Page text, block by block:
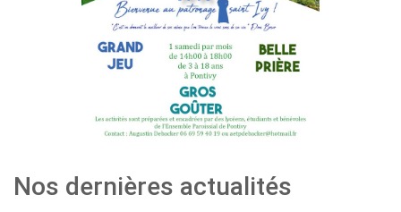
Nos dernières actualités